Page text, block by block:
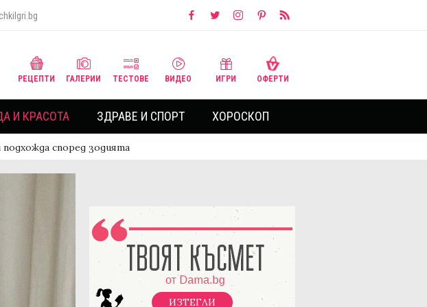
РЕЦЕПТИ ГАЛЕРИИ ТЕСТОВЕ ВИДЕО ИГРИ ОФЕРТИ
И КРАСОТА ЗДРАВЕ И СПОРТ ХОРОСКОП
според зодията
ИЗТЕГЛИ